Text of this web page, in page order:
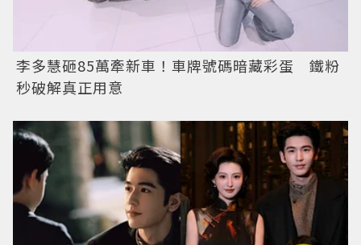
李多慧砸85萬牽新車！車牌號碼暗藏彩蛋 鐵粉
秒破解真正用意